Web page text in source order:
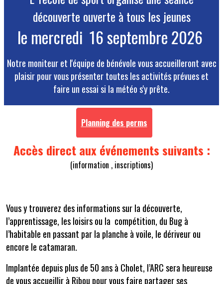
découverte ouverte à tous les jeunes
le mercredi 16 septembre 2026
Notre moniteur et l'équipe de bénévole vous accueilleront avec
plaisir pour vous présenter toutes les activités prévues et
faire un essai si la météo s'y prête.
Planning des perms
Accès direct aux événements suivants :
(information , inscriptions)
Vous y trouverez des informations sur la découverte,
l’apprentissage, les loisirs ou la compétition, du Bug à
l’habitable en passant par la planche à voile, le dériveur ou
encore le catamaran.
Implantée depuis plus de 50 ans à Cholet, l’ARC sera heureuse
de vous accueillir à Ribou pour vous faire partager ses